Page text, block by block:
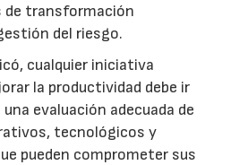
de transformación
del riesgo.
cualquier iniciativa
la productividad debe ir
evaluación adecuada de
tecnológicos y
pueden comprometer sus